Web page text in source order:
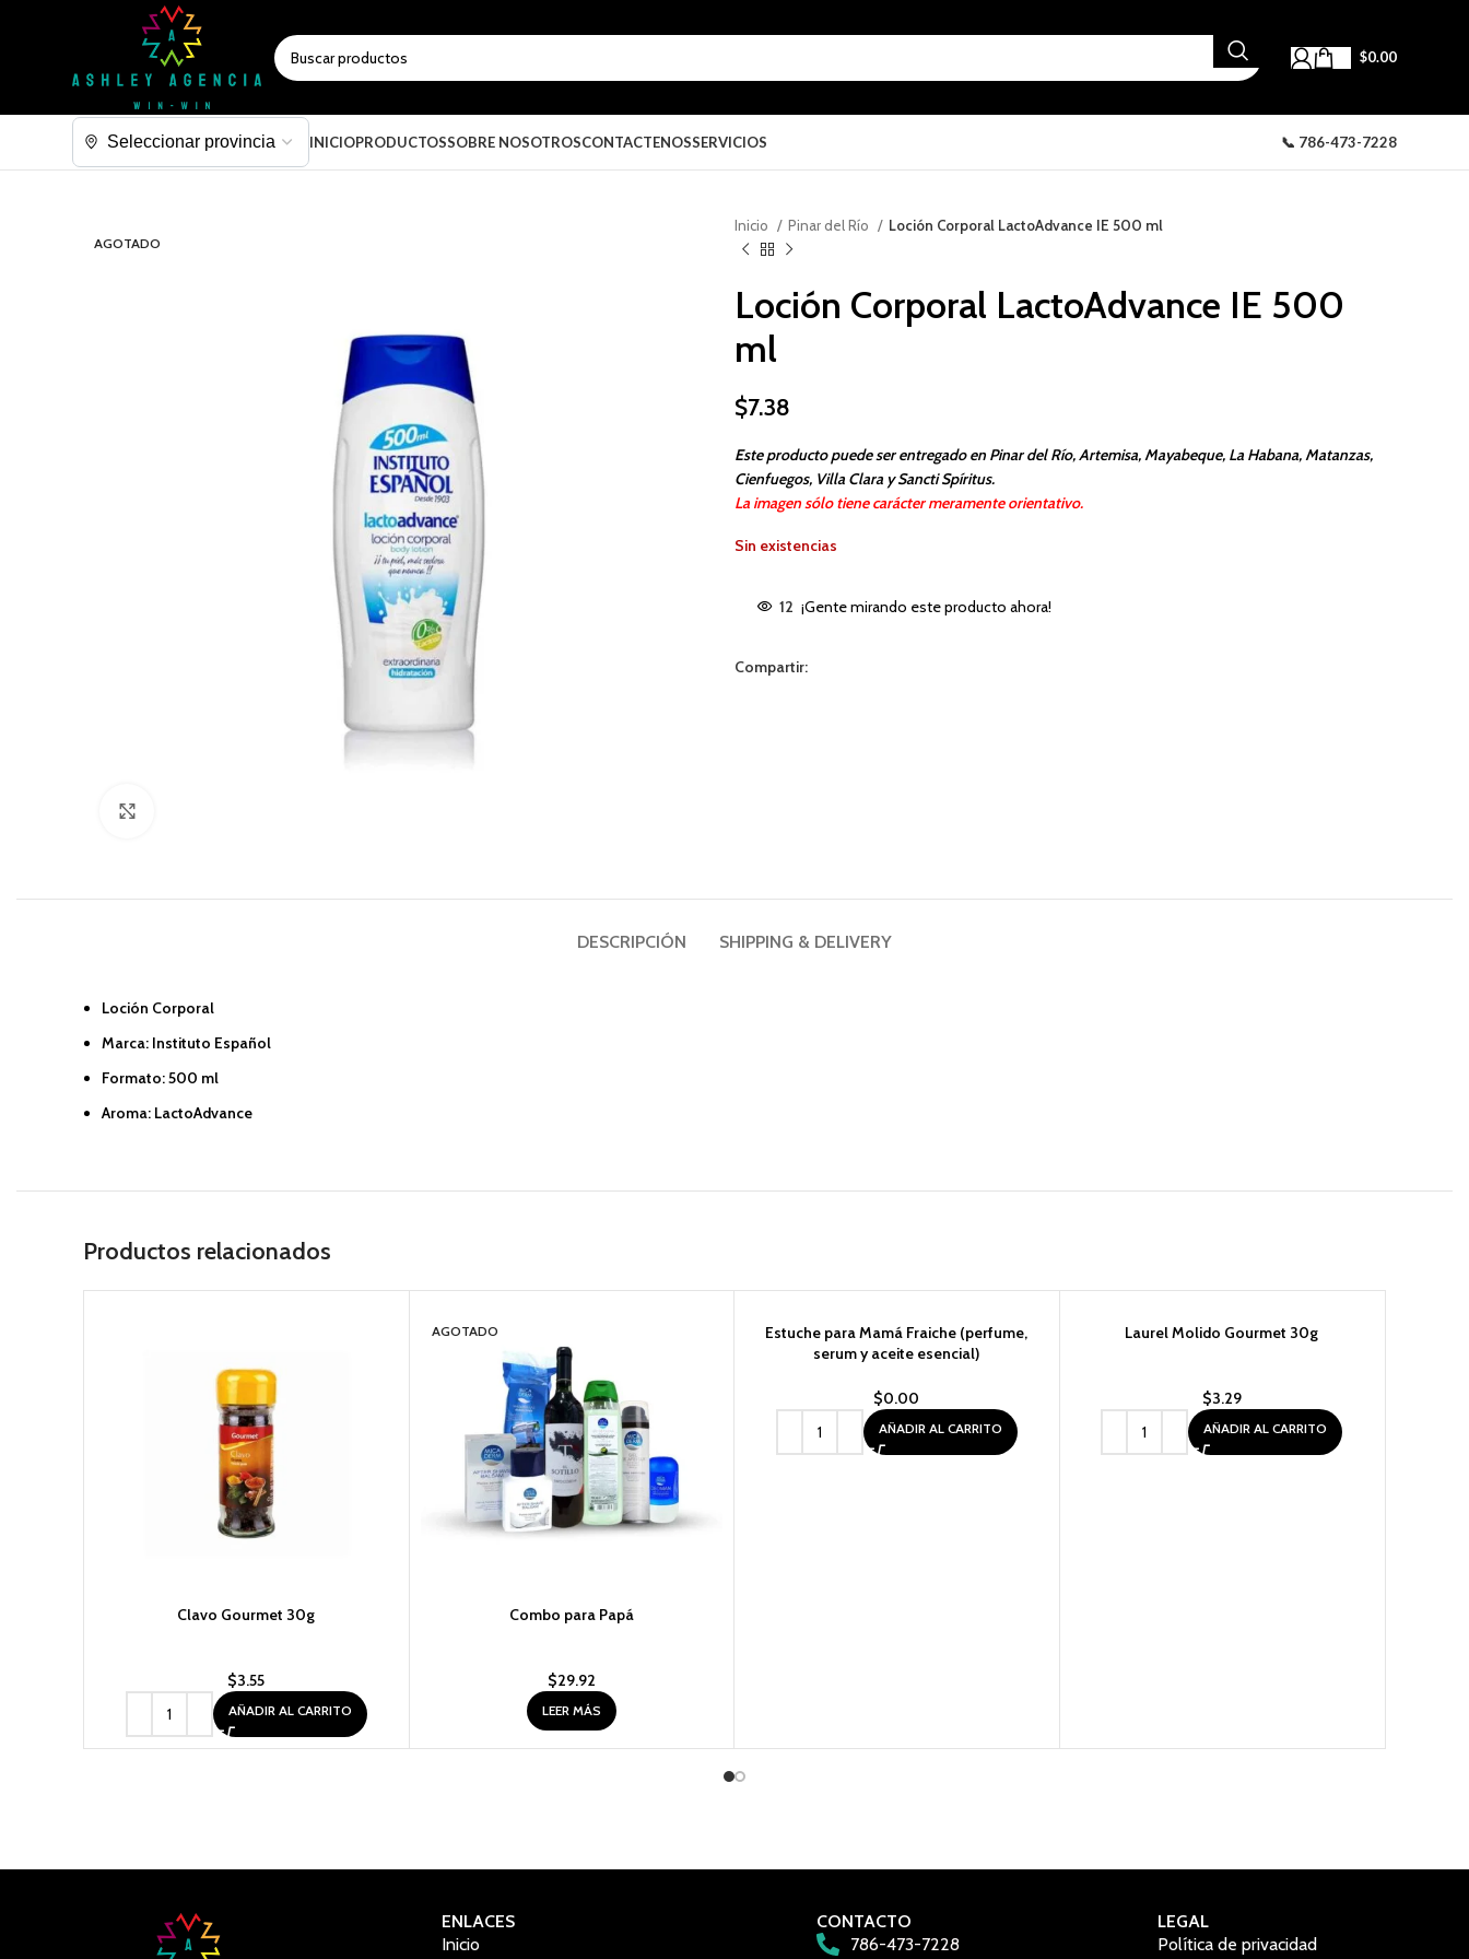
$0.00
INICIOPRODUCTOSSOBRE NOSOTROSCONTACTENOSSERVICIOS 📞 786-473-7228
AGOTADO
Inicio Pinar del Río Loción Corporal LactoAdvance IE 500 ml
Loción Corporal LactoAdvance IE 500
ml
$7.38
Este producto puede ser entregado en Pinar del Río, Artemisa, Mayabeque, La Habana, Matanzas,
Cienfuegos, Villa Clara y Sancti Spíritus.
La imagen sólo tiene carácter meramente orientativo.
Sin existencias
12 ¡Gente mirando este producto ahora!
Compartir:
DESCRIPCIÓN SHIPPING & DELIVERY
Loción Corporal
Marca: Instituto Español
Formato: 500 ml
Aroma: LactoAdvance
Productos relacionados
Clavo Gourmet 30g
$3.55
AÑADIR AL CARRITO
AGOTADO
Combo para Papá
$29.92
LEER MÁS
Estuche para Mamá Fraiche (perfume,
serum y aceite esencial)
$0.00
AÑADIR AL CARRITO
Laurel Molido Gourmet 30g
$3.29
AÑADIR AL CARRITO
ENLACES
Inicio
CONTACTO
786-473-7228
LEGAL
Política de privacidad